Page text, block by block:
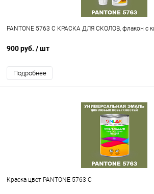
PANTONE 5763 C КРАСКА ДЛЯ СКОЛОВ, флакон с
900 руб. / шт
Подробнее
Краска цвет PANTONE 5763 C